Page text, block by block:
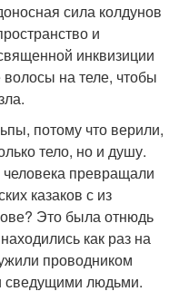
сила колдунов
и
инквизиции
на теле, чтобы
потому что верили,
тело, но и душу.
превращали
казаков с из
Это была отнюдь
как раз на
проводником
сведущими людьми.